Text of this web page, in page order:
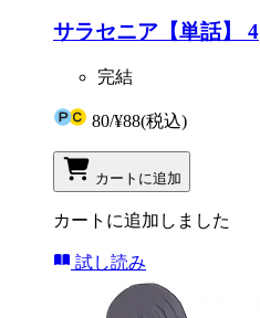
サラセニア【単話】 4
完結
80/¥88(税込)
カートに追加
カートに追加しました
試し読み